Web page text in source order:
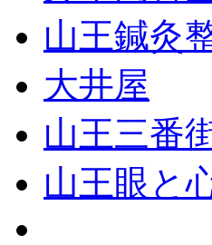
山王鍼灸
大井屋
山王三番
山王眼と